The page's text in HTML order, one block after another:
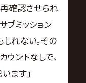
確認させられ
ブミッション
しれない｡その
ウントなしで､
ます｣